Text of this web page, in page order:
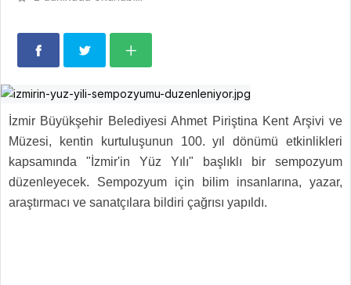
İzmir Büyükşehir Belediyesi Ahmet Piriştina Kent Arşivi ve
Müzesi, kentin kurtuluşunun 100. yıl dönümü etkinlikleri
kapsamında "İzmir'in Yüz Yılı" başlıklı bir sempozyum
düzenleyecek. Sempozyum için bilim insanlarına, yazar,
araştırmacı ve sanatçılara bildiri çağrısı yapıldı.